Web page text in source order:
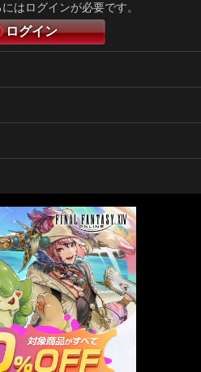
はログインが必要です。
ログイン